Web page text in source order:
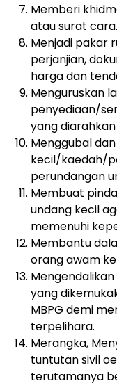
Memberi
atau surat cara.
Menjadi pakar
perjanjian,
harga dan
Menguruskan
penyediaan/
yang
Menggubal
kecil/kaedah/
perundangan
Membuat
undang kecil
memenuhi
Membantu
orang awam
yang
MBPG demi
terpelihara.
Merangka,
tuntutan sivil
terutamanya